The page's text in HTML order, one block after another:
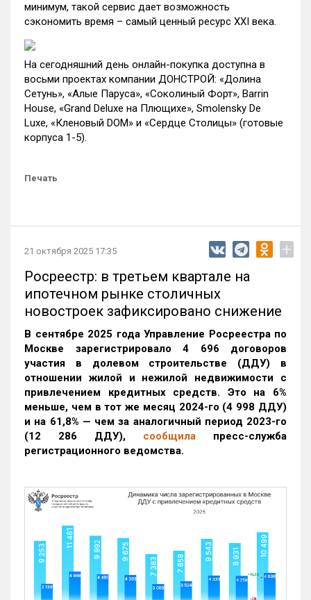
минимум, такой сервис дает возможность
сэкономить время – самый ценный ресурс XXI века.
На сегодняшний день онлайн-покупка доступна в
восьми проектах компании ДОНСТРОЙ: «Долина
Сетунь», «Алые Паруса», «Соколиный Форт», Barrin
House, «Grand Deluxe на Плющихе», Smolensky De
Luxe, «Кленовый DOM» и «Сердце Столицы» (готовые
корпуса 1-5).
Печать
21 октября 2025 17:35 +
Росреестр: в третьем квартале на
ипотечном рынке столичных
новостроек зафиксировано снижение
В сентябре 2025 года Управление Росреестра по
Москве зарегистрировало 4 696 договоров
участия в долевом строительстве (ДДУ) в
отношении жилой и нежилой недвижимости с
привлечением кредитных средств. Это на 6%
меньше, чем в тот же месяц 2024-го (4 998 ДДУ)
и на 61,8% — чем за аналогичный период 2023-го
(12 286 ДДУ), сообщила пресс-служба
регистрационного ведомства.